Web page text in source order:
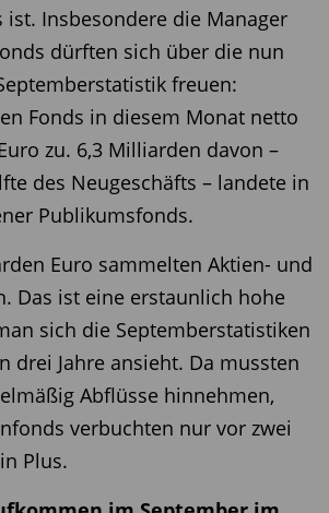
ist. Insbesondere die Manager
dürften sich über die nun
freuen:
Fonds in diesem Monat netto
zu. 6,3 Milliarden davon –
des Neugeschäfts – landete in
Publikumsfonds.
Euro sammelten Aktien- und
Das ist eine erstaunlich hohe
sich die Septemberstatistiken
drei Jahre ansieht. Da mussten
Abflüsse hinnehmen,
verbuchten nur vor zwei
Plus.